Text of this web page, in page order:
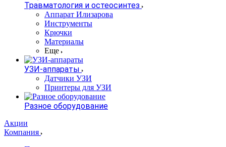
Травматология и остеосинтез
Аппарат Илизарова
Инструменты
Крючки
Материалы
Еще
УЗИ-аппараты
Датчики УЗИ
Принтеры для УЗИ
Разное оборудование
Акции
Компания